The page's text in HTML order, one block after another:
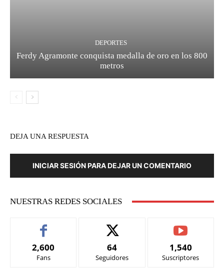
DEPORTES
Ferdy Agramonte conquista medalla de oro en los 800
metros
DEJA UNA RESPUESTA
INICIAR SESIÓN PARA DEJAR UN COMENTARIO
NUESTRAS REDES SOCIALES
2,600
Fans
64
Seguidores
1,540
Suscriptores